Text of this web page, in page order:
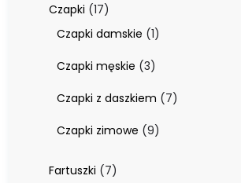
Czapki 1717
produktów
Czapki damskie 11
Czapki męskie 33
Czapki z daszkiem
77
Czapki zimowe 99
Fartuszki
77